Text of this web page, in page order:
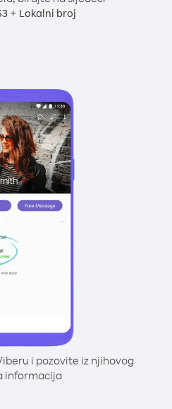
+ Lokalni broj
i pozovite iz njihovog
informacija